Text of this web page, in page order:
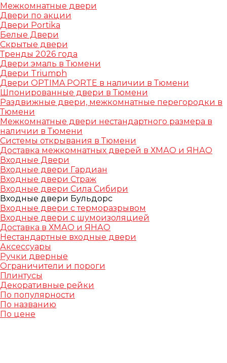
Межкомнатные двери
Двери по акции
Двери Portika
Белые Двери
Скрытые двери
Тренды 2026 года
Двери эмаль в Тюмени
Двери Triumph
Двери OPTIMA PORTE в наличии в Тюмени
Шпонированные двери в Тюмени
Раздвижные двери, межкомнатные перегородки в
Тюмени
Межкомнатные двери нестандартного размера в
наличии в Тюмени
Системы открывания в Тюмени
Доставка межкомнатных дверей в ХМАО и ЯНАО
Входные Двери
Входные двери Гардиан
Входные двери Страж
Входные двери Сила Сибири
Входные двери Бульдорс
Входные двери с терморазрывом
Входные двери с шумоизоляцией
Доставка в ХМАО и ЯНАО
Нестандартные входные двери
Аксессуары
Ручки дверные
Ограничители и пороги
Плинтусы
Декоративные рейки
По популярности
По названию
По цене